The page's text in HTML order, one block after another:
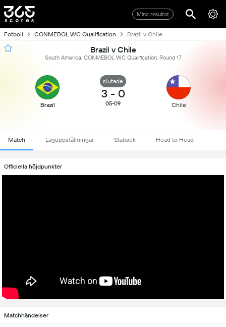
Mina resultat
Fotboll CONMEBOL WC Qualification Brazil v Chile
Brazil v Chile
South America, CONMEBOL WC Qualification, Round 17
Brazil
slutade
3 - 0
05-09 Chile
Match Laguppställningar Statistik Head to Head
Officiella höjdpunkter
Matchhändelser